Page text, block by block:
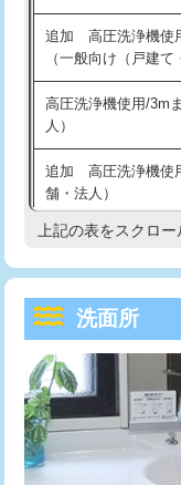
マス交換（深さ50
コンクリート斫り（
コンクリート斫り（
モルタル補修（厚さ
モルタル補修（厚さ
洗面台設置
追加人工
廃棄・処分
※給水管工事は
持込商品取付（混合
給水管工事※（ホー
給水管工事※（バン
給水管工事※（支持
給水管工事※（保温
め込み）)
給水管工事※（土の
業)
給水管工事※（塩ビ
用/3ｍまで)
給水管工事※（塩ビ
追加 高圧洗浄機使
（一般向け（戸建て
高圧洗浄機使用/3m
人）
追加 高圧洗浄機使
舗・法人）
高度高圧洗浄換
トーラー機使用/3mま
追加トーラー機使用/
カメラ調査
桝清掃
上記の表をスクロー
洗面所